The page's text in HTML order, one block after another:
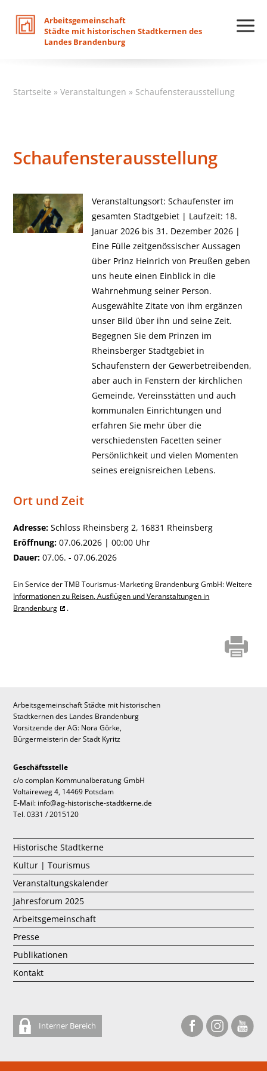
Arbeitsgemeinschaft
Städte mit historischen Stadtkernen des
Landes Brandenburg
Startseite »Veranstaltungen » Schaufensterausstellung
Schaufensterausstellung
Veranstaltungsort: Schaufenster im
gesamten Stadtgebiet | Laufzeit: 18.
Januar 2026 bis 31. Dezember 2026 |
Eine Fülle zeitgenössischer Aussagen
über Prinz Heinrich von Preußen geben
uns heute einen Einblick in die
Wahrnehmung seiner Person.
Ausgewählte Zitate von ihm ergänzen
unser Bild über ihn und seine Zeit.
Begegnen Sie dem Prinzen im
Rheinsberger Stadtgebiet in
Schaufenstern der Gewerbetreibenden,
aber auch in Fenstern der kirchlichen
Gemeinde, Vereinsstätten und auch
kommunalen Einrichtungen und
erfahren Sie mehr über die
verschiedensten Facetten seiner
Persönlichkeit und vielen Momenten
seines ereignisreichen Lebens.
Ort und Zeit
Adresse: Schloss Rheinsberg 2, 16831 Rheinsberg
Eröffnung: 07.06.2026 | 00:00 Uhr
Dauer: 07.06. - 07.06.2026
Ein Service der TMB Tourismus-Marketing Brandenburg GmbH: Weitere
Informationen zu Reisen, Ausflügen und Veranstaltungen in
Brandenburg
.
Arbeitsgemeinschaft Städte mit historischen
Stadtkernen des Landes Brandenburg
Vorsitzende der AG: Nora Görke,
Bürgermeisterin der Stadt Kyritz
Geschäftsstelle
c/o complan Kommunalberatung GmbH
Voltaireweg 4, 14469 Potsdam
E-Mail: info@ag-historische-stadtkerne.de
Tel. 0331 / 2015120
Historische Stadtkerne
Kultur | Tourismus
Veranstaltungskalender
Jahresforum 2025
Arbeitsgemeinschaft
Presse
Publikationen
Kontakt
Interner Bereich